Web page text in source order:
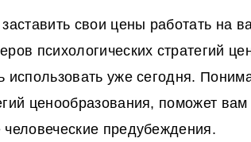
свои цены работать на
психологических стратегий
использовать уже сегодня.
ценообразования, поможет
человеческие предубеждения.